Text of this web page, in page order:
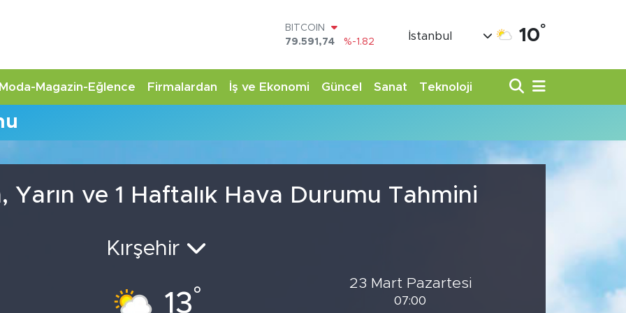
BITCOIN
79.591,74
%-1.82
45,43620
%0.02
EURO
BİST100
İstanbul 10°
Moda-Magazin-Eğlence Firmalardan İş ve Ekonomi Güncel Sanat Teknoloji
Yarın ve 1 Haftalık Hava Durumu Tahmini
Kırşehir
13°
23 Mart Pazartesi
07:00